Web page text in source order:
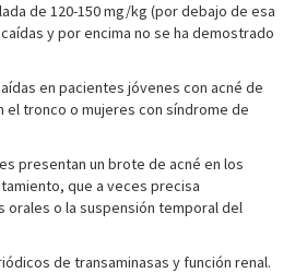
de 120-150 mg/kg (por debajo de esa
y por encima no se ha demostrado
en pacientes jóvenes con acné de
el tronco o mujeres con síndrome de
presentan un brote de acné en los
que a veces precisa
o la suspensión temporal del
de transaminasas y función renal.